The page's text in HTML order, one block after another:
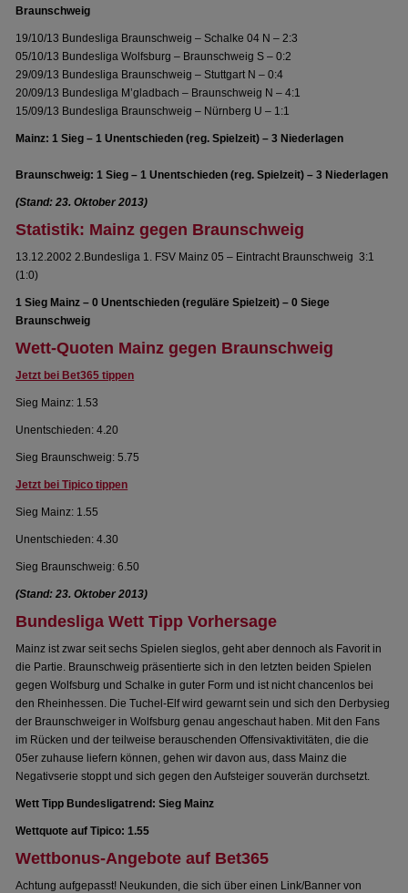
Braunschweig
19/10/13 Bundesliga Braunschweig – Schalke 04 N – 2:3
05/10/13 Bundesliga Wolfsburg – Braunschweig S – 0:2
29/09/13 Bundesliga Braunschweig – Stuttgart N – 0:4
20/09/13 Bundesliga M’gladbach – Braunschweig N – 4:1
15/09/13 Bundesliga Braunschweig – Nürnberg U – 1:1
Mainz: 1 Sieg – 1 Unentschieden (reg. Spielzeit) – 3 Niederlagen
Braunschweig: 1 Sieg – 1 Unentschieden (reg. Spielzeit) – 3 Niederlagen
(Stand: 23. Oktober 2013)
Statistik: Mainz gegen Braunschweig
13.12.2002 2.Bundesliga 1. FSV Mainz 05 – Eintracht Braunschweig 3:1
(1:0)
1 Sieg Mainz – 0 Unentschieden (reguläre Spielzeit) – 0 Siege
Braunschweig
Wett-Quoten Mainz gegen Braunschweig
Jetzt bei Bet365 tippen
Sieg Mainz: 1.53
Unentschieden: 4.20
Sieg Braunschweig: 5.75
Jetzt bei Tipico tippen
Sieg Mainz: 1.55
Unentschieden: 4.30
Sieg Braunschweig: 6.50
(Stand: 23. Oktober 2013)
Bundesliga Wett Tipp Vorhersage
Mainz ist zwar seit sechs Spielen sieglos, geht aber dennoch als Favorit in
die Partie. Braunschweig präsentierte sich in den letzten beiden Spielen
gegen Wolfsburg und Schalke in guter Form und ist nicht chancenlos bei
den Rheinhessen. Die Tuchel-Elf wird gewarnt sein und sich den Derbysieg
der Braunschweiger in Wolfsburg genau angeschaut haben. Mit den Fans
im Rücken und der teilweise berauschenden Offensivaktivitäten, die die
05er zuhause liefern können, gehen wir davon aus, dass Mainz die
Negativserie stoppt und sich gegen den Aufsteiger souverän durchsetzt.
Wett Tipp Bundesligatrend: Sieg Mainz
Wettquote auf Tipico: 1.55
Wettbonus-Angebote auf Bet365
Achtung aufgepasst! Neukunden, die sich über einen Link/Banner von